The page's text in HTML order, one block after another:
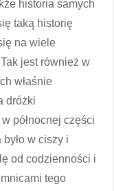
historia samych
taką historię
na wiele
jest również w
właśnie
dróżki
północnej części
w ciszy i
od codzienności i
tego